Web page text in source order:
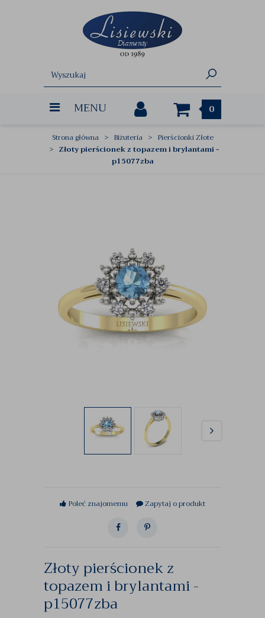
MENU 0
Strona główna Biżuteria
Pierścionki Złote
Złoty pierścionek z topazem i brylantami -
p15077zba
Poleć znajomemu Zapytaj o produkt
Złoty pierścionek z
topazem i brylantami -
p15077zba